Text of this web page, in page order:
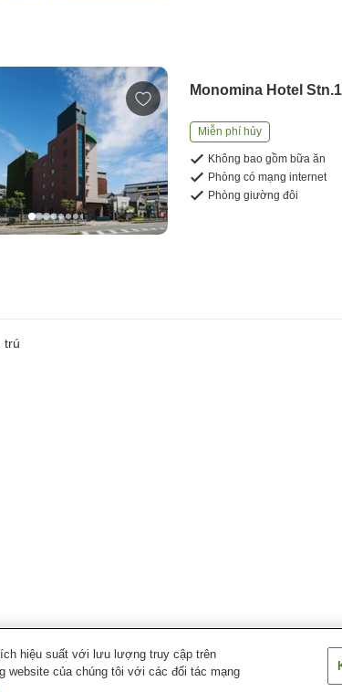
Monomina Hotel Stn.1
Miễn phí hủy
Không bao gồm bữa ăn
Phòng có mạng internet
Phòng giường đôi
trú
hiệu suất với lưu lượng truy cập trên
website của chúng tôi với các đối tác mạng